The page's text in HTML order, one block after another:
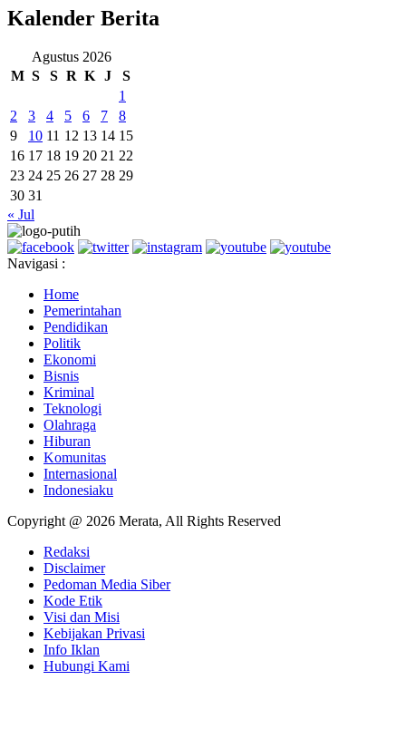
Kalender Berita
Agustus 2026
M S S R K J
S
1
2
3 4 5 6 7
8
9
10 11 12 13 14 15
16 17 18 19 20 21 22
23 24 25 26 27 28 29
30 31
« Jul
Navigasi :
Home
Pemerintahan
Pendidikan
Politik
Ekonomi
Bisnis
Kriminal
Teknologi
Olahraga
Hiburan
Komunitas
Internasional
Indonesiaku
Copyright @ 2026 Merata, All Rights Reserved
Redaksi
Disclaimer
Pedoman Media Siber
Kode Etik
Visi dan Misi
Kebijakan Privasi
Info Iklan
Hubungi Kami